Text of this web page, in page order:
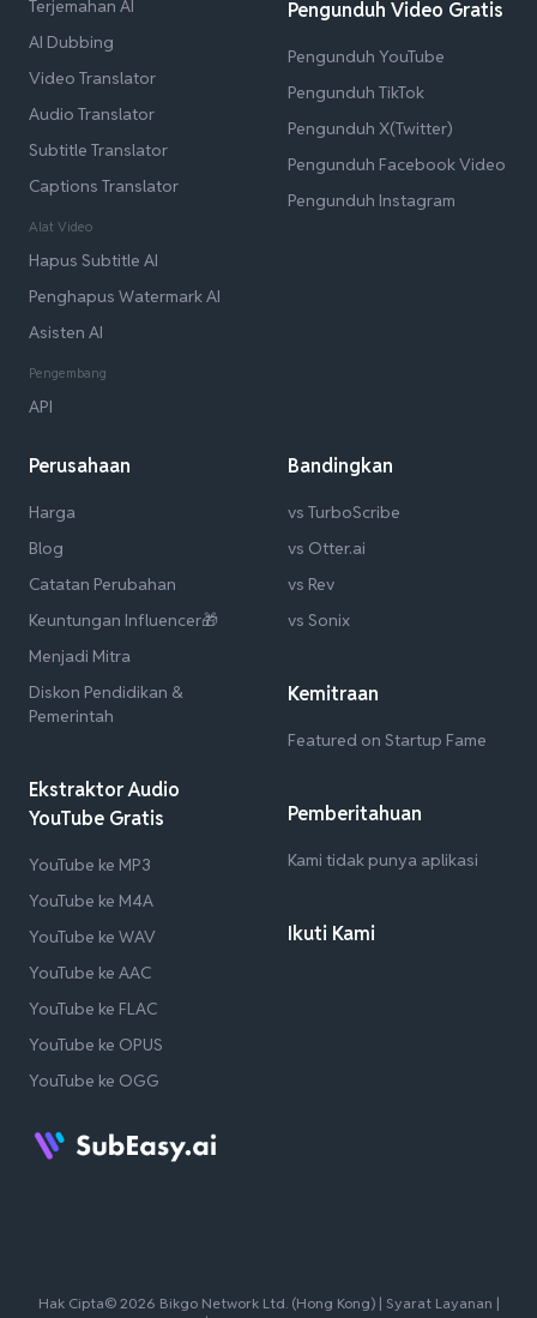
Terjemahan AI
AI Dubbing
Video Translator
Audio Translator
Subtitle Translator
Captions Translator
Alat Video
Hapus Subtitle AI
Penghapus Watermark AI
Asisten AI
Pengembang
API
Pengunduh Video Gratis
Pengunduh YouTube
Pengunduh TikTok
Pengunduh X(Twitter)
Pengunduh Facebook Video
Pengunduh Instagram
Perusahaan
Harga
Blog
Catatan Perubahan
Keuntungan Influencer🎁
Menjadi Mitra
Diskon Pendidikan &
Pemerintah
Ekstraktor Audio
YouTube Gratis
YouTube ke MP3
YouTube ke M4A
YouTube ke WAV
YouTube ke AAC
YouTube ke FLAC
YouTube ke OPUS
YouTube ke OGG
Bandingkan
vs TurboScribe
vs Otter.ai
vs Rev
vs Sonix
Kemitraan
Featured on Startup Fame
Pemberitahuan
Kami tidak punya aplikasi
Ikuti Kami
Hak Cipta© 2026 Bikgo Network Ltd. (Hong Kong) | Syarat Layanan |